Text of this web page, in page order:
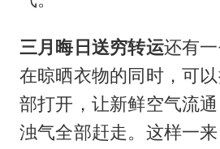
三月晦日送穷转运还有
在晾晒衣物的同时，可
部打开，让新鲜空气流
浊气全部赶走。这样一